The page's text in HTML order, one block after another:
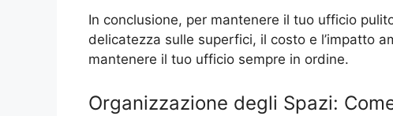
In conclusione, per mantenere il tuo ufficio
delicatezza sulle superfici, il costo e l’impatto
mantenere il tuo ufficio sempre in ordine.
Organizzazione degli Spazi: